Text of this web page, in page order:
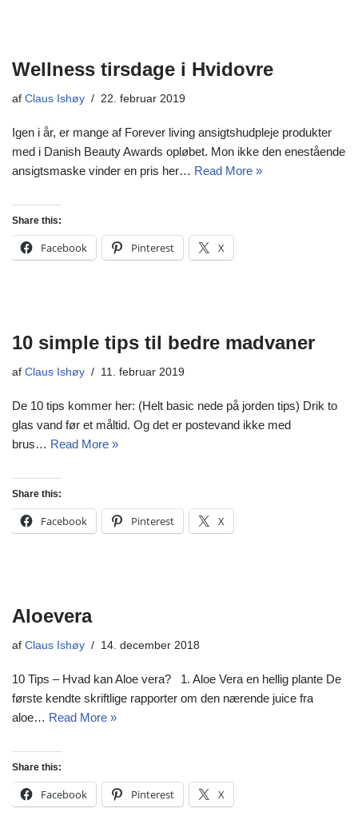
Wellness tirsdage i Hvidovre
af Claus Ishøy 22. februar 2019
Igen i år, er mange af Forever living ansigtshudpleje produkter
med i Danish Beauty Awards opløbet. Mon ikke den enestående
ansigtsmaske vinder en pris her… Read More »
Share this:
Facebook Pinterest X
10 simple tips til bedre madvaner
af Claus Ishøy 11. februar 2019
De 10 tips kommer her: (Helt basic nede på jorden tips) Drik to
glas vand før et måltid. Og det er postevand ikke med
brus… Read More »
Share this:
Facebook Pinterest X
Aloevera
af Claus Ishøy 14. december 2018
10 Tips – Hvad kan Aloe vera? 1. Aloe Vera en hellig plante De
første kendte skriftlige rapporter om den nærende juice fra
aloe… Read More »
Share this:
Facebook Pinterest X